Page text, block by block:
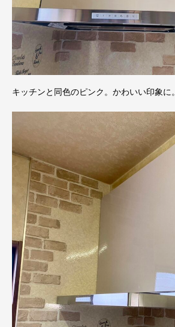
キッチンと同色のピンク。かわいい印象に。